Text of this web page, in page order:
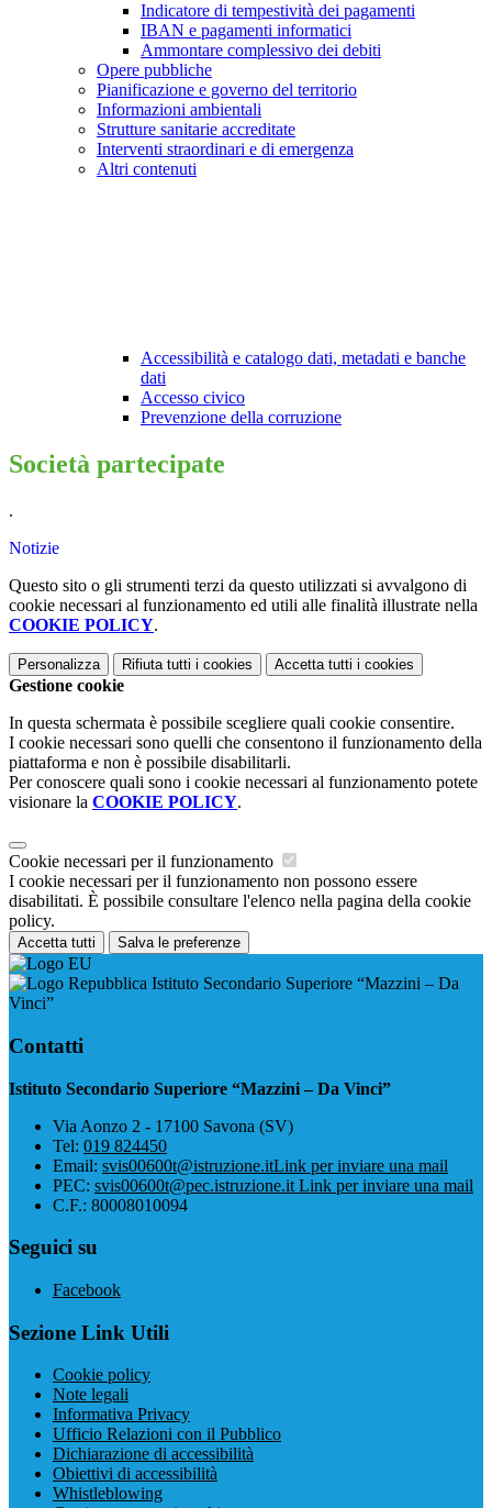
Indicatore di tempestività dei pagamenti
IBAN e pagamenti informatici
Ammontare complessivo dei debiti
Opere pubbliche
Pianificazione e governo del territorio
Informazioni ambientali
Strutture sanitarie accreditate
Interventi straordinari e di emergenza
Altri contenuti
Accessibilità e catalogo dati, metadati e banche
dati
Accesso civico
Prevenzione della corruzione
Società partecipate
.
Notizie
Questo sito o gli strumenti terzi da questo utilizzati si avvalgono di
cookie necessari al funzionamento ed utili alle finalità illustrate nella
COOKIE POLICY.
Personalizza Rifiuta tutti i cookies Accetta tutti i cookies
Gestione cookie
In questa schermata è possibile scegliere quali cookie consentire.
I cookie necessari sono quelli che consentono il funzionamento della
piattaforma e non è possibile disabilitarli.
Per conoscere quali sono i cookie necessari al funzionamento potete
visionare la COOKIE POLICY.
Cookie necessari per il funzionamento
I cookie necessari per il funzionamento non possono essere
disabilitati. È possibile consultare l'elenco nella pagina della cookie
policy.
Accetta tutti Salva le preferenze
Istituto Secondario Superiore “Mazzini – Da
Vinci”
Contatti
Istituto Secondario Superiore “Mazzini – Da Vinci”
Via Aonzo 2 - 17100 Savona (SV)
Tel: 019 824450
Email: svis00600t@istruzione.itLink per inviare una mail
PEC: svis00600t@pec.istruzione.it Link per inviare una mail
C.F.: 80008010094
Seguici su
Facebook
Sezione Link Utili
Cookie policy
Note legali
Informativa Privacy
Ufficio Relazioni con il Pubblico
Dichiarazione di accessibilità
Obiettivi di accessibilità
Whistleblowing